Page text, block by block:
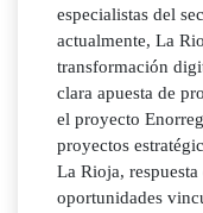
especialistas del
actualmente, La
transformación
clara apuesta de
el proyecto
proyectos
La Rioja,
oportunidades